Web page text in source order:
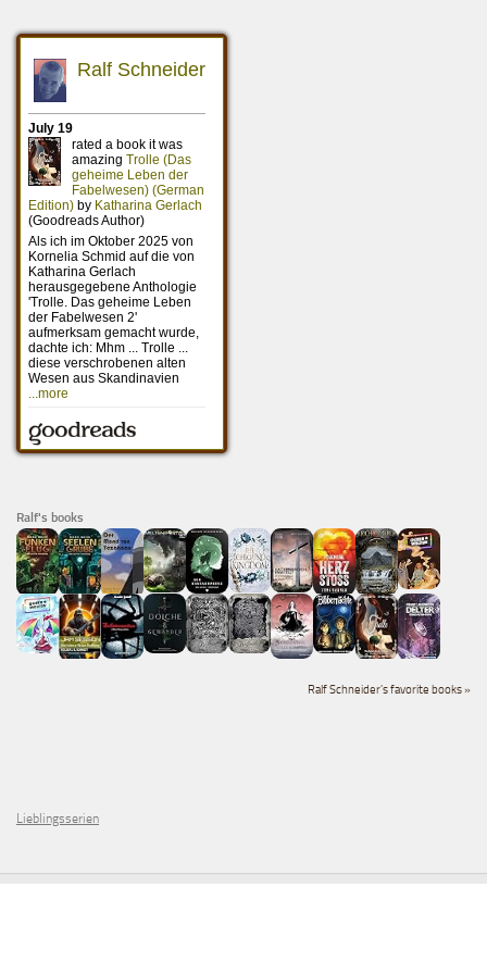
Ralf's books
Ralf Schneider's favorite books »
Lieblingsserien